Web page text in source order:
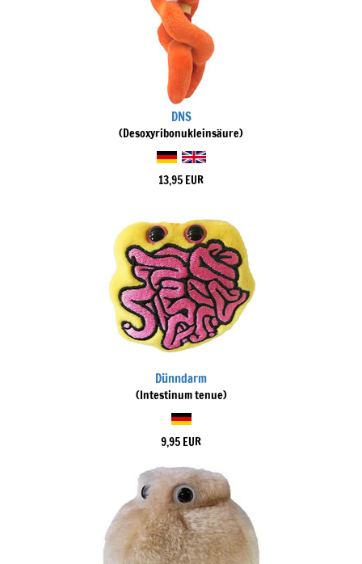
DNS
(Desoxyribonukleinsäure)
13,95 EUR
Dünndarm
(Intestinum tenue)
9,95 EUR